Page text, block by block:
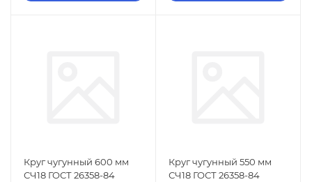
Круг чугунный 600 мм
СЧ18 ГОСТ 26358-84
Круг чугунный 550 мм
СЧ18 ГОСТ 26358-84